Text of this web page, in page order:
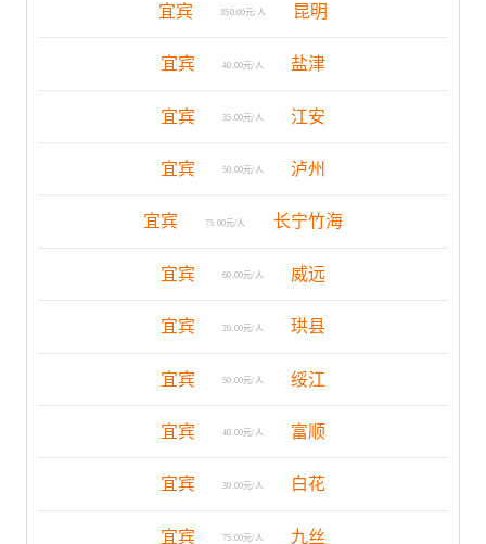
宜宾 350.00元/人 昆明
宜宾 40.00元/人 盐津
宜宾 35.00元/人 江安
宜宾 50.00元/人 泸州
宜宾 75.00元/人 长宁竹海
宜宾 60.00元/人 威远
宜宾 20.00元/人 珙县
宜宾 50.00元/人 绥江
宜宾 40.00元/人 富顺
宜宾 30.00元/人 白花
宜宾 75.00元/人 九丝